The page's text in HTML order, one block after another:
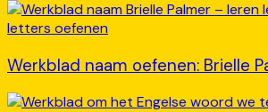
Werkblad naam oefenen: Brielle